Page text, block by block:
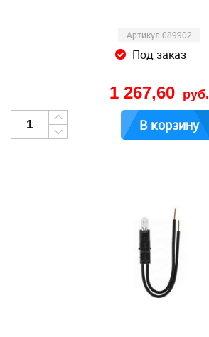
Артикул 089902
Под заказ
1 267,60 руб.
В корзину